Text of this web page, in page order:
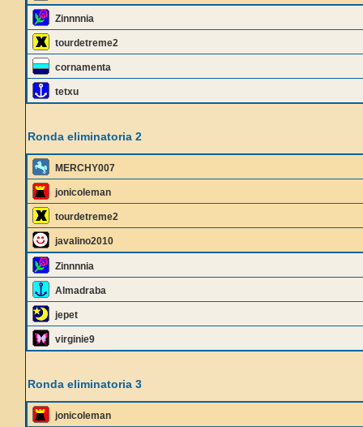
Zinnnnia
tourdetreme2
cornamenta
tetxu
Ronda eliminatoria 2
MERCHY007
jonicoleman
tourdetreme2
javalino2010
Zinnnnia
Almadraba
jepet
virginie9
Ronda eliminatoria 3
jonicoleman